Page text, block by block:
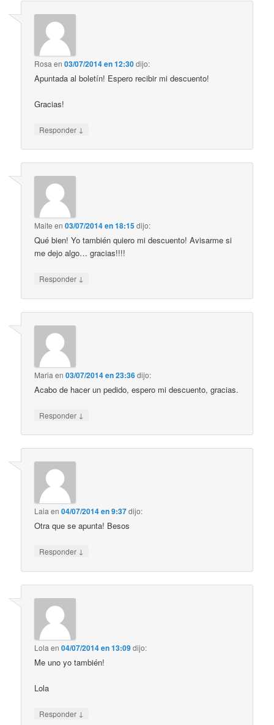
Rosa en03/07/2014 en 12:30dijo:
Apuntada al boletín! Espero recibir mi descuento!
Gracias!
Responder ↓
Maite en03/07/2014 en 18:15dijo:
Qué bien! Yo también quiero mi descuento! Avisarme si
me dejo algo… gracias!!!!
Responder ↓
Maria en03/07/2014 en 23:36dijo:
Acabo de hacer un pedido, espero mi descuento, gracias.
Responder ↓
Laia en04/07/2014 en 9:37dijo:
Otra que se apunta! Besos
Responder ↓
Lola en04/07/2014 en 13:09dijo:
Me uno yo también!
Lola
Responder ↓